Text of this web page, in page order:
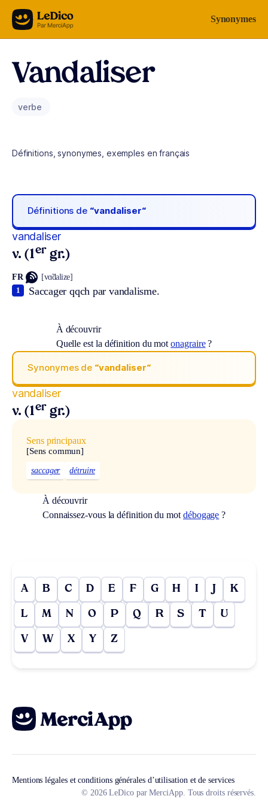
Aller au contenu Synonymes
Vandaliser
verbe
Définitions, synonymes, exemples en français
Définitions de “vandaliser“
vandaliser
v. (1er gr.)
FR [vɑ̃dalize]
Saccager qqch par vandalisme.
1
À découvrir
Quelle est la définition du motonagraire?
Synonymes de “vandaliser“
vandaliser
v. (1er gr.)
Sens principaux
[Sens commun]
saccager détruire
À découvrir
Connaissez-vous la définition du mot débogage ?
A B C D E F G H I J K
L M N O P Q R S T U
V W X Y Z
Mentions légales et conditions générales d’utilisation et de services
© 2026 LeDico par MerciApp. Tous droits réservés.